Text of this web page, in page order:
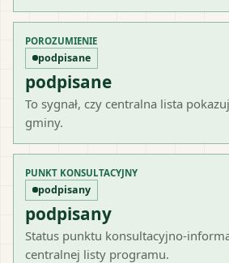
POROZUMIENIE
podpisane
podpisane
To sygnał, czy centralna lista
gminy.
PUNKT KONSULTACYJNY
podpisany
podpisany
Status punktu konsultacyjno-
centralnej listy programu.